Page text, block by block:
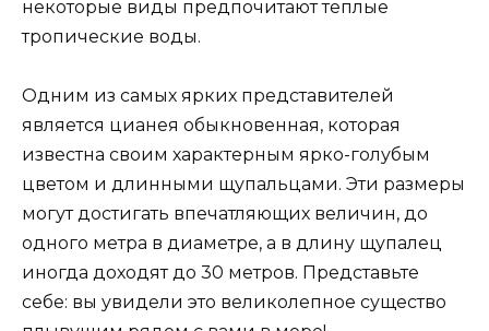
некоторые виды предпочитают теплые
тропические воды.
Одним из самых ярких представителей
является цианея обыкновенная, которая
известна своим характерным ярко-голубым
цветом и длинными щупальцами. Эти размеры
могут достигать впечатляющих величин, до
одного метра в диаметре, а в длину щупалец
иногда доходят до 30 метров. Представьте
себе: вы увидели это великолепное существо